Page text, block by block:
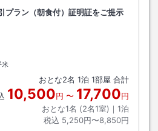
プラン（朝食付）証明証をご提示
米
おとな2名 1泊 1部屋 合計
10,500円 〜 17,700円
おとな1名 (2名1室)｜ 1泊
税込 5,250円〜8,850円